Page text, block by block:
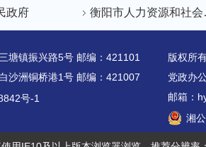
政府 衡
塘镇振兴路5号 邮编：421101
号-1
版权所
党政办
邮箱：
湘